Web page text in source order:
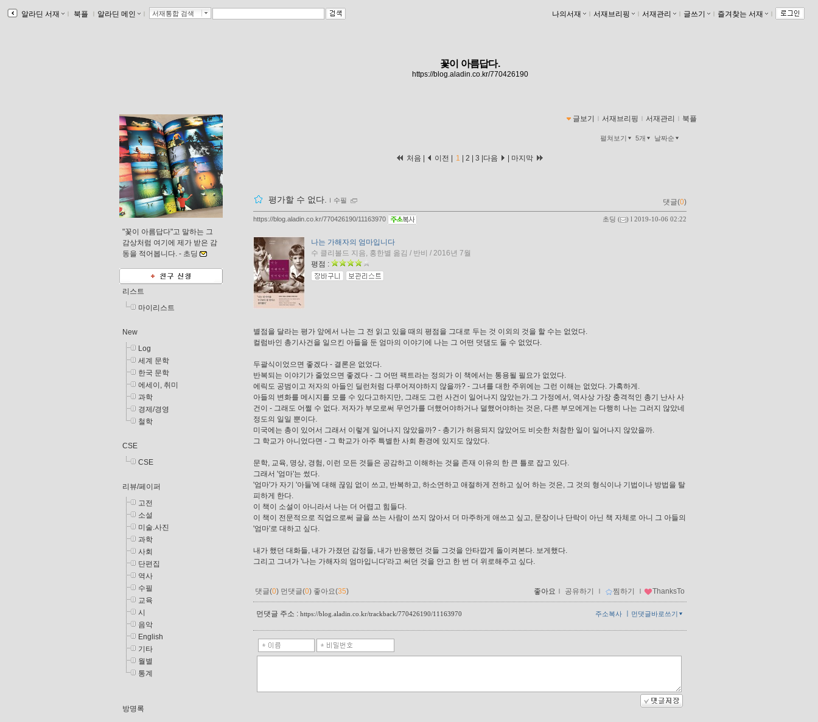
알라딘 서재 ｌ 북플 ｌ 알라딘 메인 ｌ 서재통합 검색 나의서재 ｌ 서재브리핑 ｌ 서재관리 ｌ 글쓰기 ｌ 즐겨찾는 서재 ｌ
꽃이 아름답다.
https://blog.aladin.co.kr/770426190
글보기 서재브리핑 서재관리 북플
펼쳐보기 5개 날짜순
처음 | 이전 | 1 2 3 다음 마지막
평가할 수 없다. ｌ 수필 댓글(0)
초딩 ( ) l 2019-10-06 02:22
https://blog.aladin.co.kr/770426190/11163970
나는 가해자의 엄마입니다
수 클리볼드 지음, 홍한별 옮김 / 반비 / 2016년 7월
평점 :
별점을 달라는 평가 앞에서 나는 그 전 읽고 있을 때의 평점을 그대로 두는 것 이외의 것을 할 수는 없었다.
컬럼바인 총기사건을 일으킨 아들을 둔 엄마의 이야기에 나는 그 어떤 덧댐도 둘 수 없었다.
두괄식이었으면 좋겠다 - 결론은 없었다.
반복되는 이야기가 줄었으면 좋겠다 - 그 어떤 팩트라는 정의가 이 책에서는 통용될 필요가 없었다.
에릭도 공범이고 저자의 아들인 딜런처럼 다루어져야하지 않을까? - 그녀를 대한 주위에는 그런 이해는 없었다. 가혹하게.
아들의 변화를 메시지를 모를 수 있다고하지만, 그래도 그런 사건이 일어나지 않았는가.그 가정에서, 역사상 가장 충격적인 총기 난사 사
건이 - 그래도 어쩔 수 없다. 저자가 부모로써 무언가를 더했어야하거나 덜했어야하는 것은, 다른 부모에게는 다행히 나는 그러지 않았네
정도의 일일 뿐이다.
미국에는 총이 있어서 그래서 이렇게 일어나지 않았을까? - 총기가 허용되지 않았어도 비슷한 처참한 일이 일어나지 않았을까.
그 학교가 아니었다면 - 그 학교가 아주 특별한 사회 환경에 있지도 않았다.
문학, 교육, 명상, 경험, 이런 모든 것들은 공감하고 이해하는 것을 존재 이유의 한 큰 틀로 잡고 있다.
그래서 '엄마'는 썼다.
'엄마'가 자기 '아들'에 대해 끊임 없이 쓰고, 반복하고, 하소연하고 애절하게 전하고 싶어 하는 것은, 그 것의 형식이나 기법이나 방법을 탈
피하게 한다.
이 책이 소설이 아니라서 나는 더 어렵고 힘들다.
이 책이 전문적으로 직업으로써 글을 쓰는 사람이 쓰지 않아서 더 마주하게 애쓰고 싶고, 문장이나 단락이 아닌 책 자체로 아니 그 아들의
'엄마'로 대하고 싶다.
내가 했던 대화들, 내가 가졌던 감정들, 내가 반응했던 것들 그것을 안타깝게 돌이켜본다. 보게했다.
그리고 그녀가 '나는 가해자의 엄마입니다'라고 써던 것을 안고 한 번 더 위로해주고 싶다.
댓글(0) 먼댓글(0) 좋아요(35) 좋아요 ｌ 공유하기 ｌ 찜하기 ｌ ThanksTo
먼댓글 주소 : https://blog.aladin.co.kr/trackback/770426190/11163970 먼댓글바로쓰기
주소복사
"꽃이 아름답다"고 말하는 그
감상처럼 여기에 제가 받은 감
동을 적어봅니다. - 초딩
리스트
마이리스트
New
Log
세계 문학
한국 문학
에세이, 취미
과학
경제/경영
철학
CSE
CSE
리뷰/페이퍼
고전
소설
미술.사진
과학
사회
단편집
역사
수필
교육
시
음악
English
기타
월별
통계
방명록